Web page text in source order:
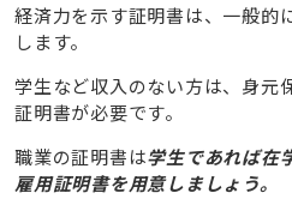
経済力を示す証明書は、一般的
します。
学生など収入のない方は、身元
証明書が必要です。
職業の証明書は学生であれば在
雇用証明書を用意しましょう。